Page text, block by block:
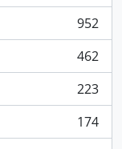
952
462
223
174